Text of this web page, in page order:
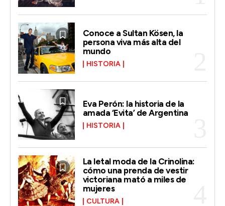
Conoce a Sultan Kösen, la
persona viva más alta del
mundo
HISTORIA
Eva Perón: la historia de la
amada ‘Evita’ de Argentina
HISTORIA
La letal moda de la Crinolina:
cómo una prenda de vestir
victoriana mató a miles de
mujeres
CULTURA